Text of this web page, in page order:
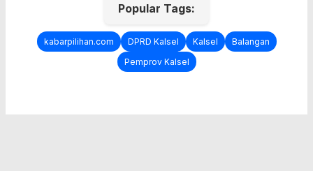
Popular Tags:
kabarpilihan.com DPRD Kalsel Kalsel
Balangan
Pemprov Kalsel